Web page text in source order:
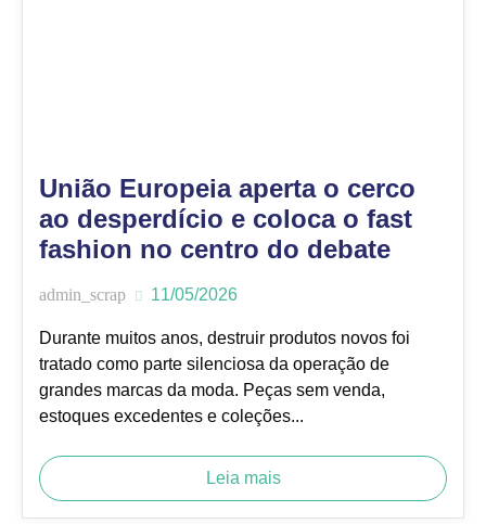
União Europeia aperta o cerco
ao desperdício e coloca o fast
fashion no centro do debate
admin_scrap 11/05/2026
Durante muitos anos, destruir produtos novos foi
tratado como parte silenciosa da operação de
grandes marcas da moda. Peças sem venda,
estoques excedentes e coleções...
Leia mais